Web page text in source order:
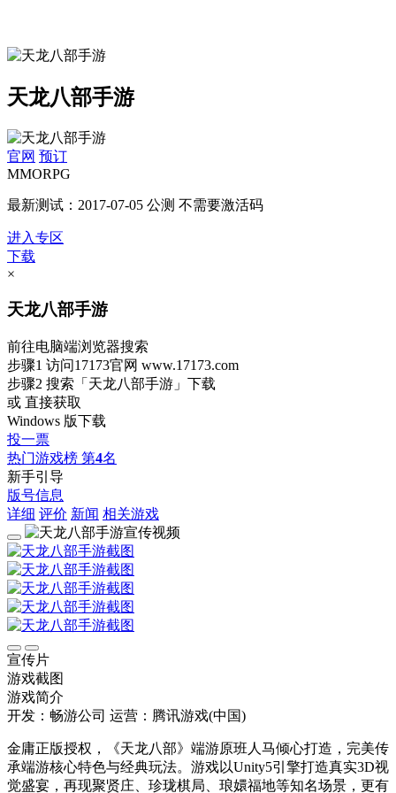
天龙八部手游
官网 预订
MMORPG
最新测试：2017-07-05 公测 不需要激活码
进入专区
下载
×
天龙八部手游
前往电脑端浏览器搜索
步骤1 访问17173官网 www.17173.com
步骤2 搜索 「天龙八部手游」 下载
或 直接获取
Windows 版下载
投一票
热门游戏榜 第4名
新手引导
版号信息
详细 评价 新闻 相关游戏
宣传片
游戏截图
游戏简介
开发：畅游公司 运营：腾讯游戏(中国)
金庸正版授权，《天龙八部》端游原班人马倾心打造，完美传
承端游核心特色与经典玩法。游戏以Unity5引擎打造真实3D视
觉盛宴，再现聚贤庄、珍珑棋局、琅嬛福地等知名场景，更有